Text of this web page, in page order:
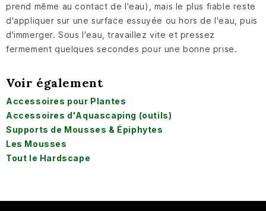
prend même au contact de l'eau), mais le plus fiable reste
d'appliquer sur une surface essuyée ou hors de l'eau, puis
d'immerger. Sous l'eau, travaillez vite et pressez
fermement quelques secondes pour une bonne prise.
Voir également
Accessoires pour Plantes
Accessoires d'Aquascaping (outils)
Supports de Mousses & Épiphytes
Les Mousses
Tout le Hardscape